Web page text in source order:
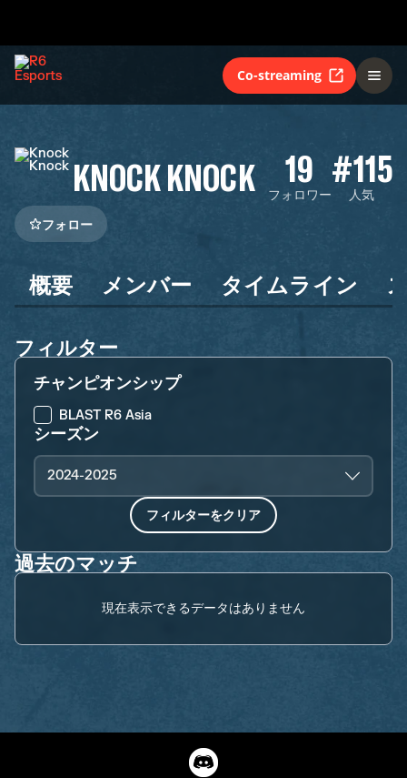
Co-streaming
KNOCK KNOCK 19
フォロワー
#115
人気
フォロー
概要 メンバー タイムライン
フィルター
チャンピオンシップ
BLAST R6 Asia
シーズン
2024-2025
フィルターをクリア
過去のマッチ
現在表示できるデータはありません